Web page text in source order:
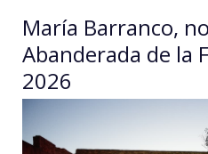
María Barranco,
Abanderada de la
2026